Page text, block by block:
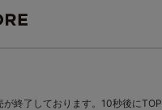
終了しております。10秒後にTOP